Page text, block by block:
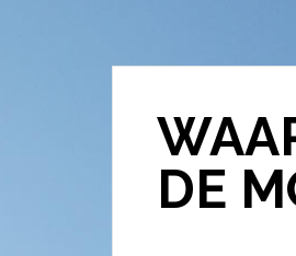
DE